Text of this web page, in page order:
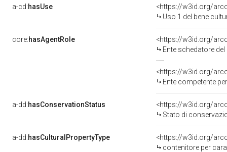
a-cd:hasUse
<https://w3id.org/
Uso 1 del bene
core:hasAgentRole
<https://w3id.org/
Ente schedatore
<https://w3id.org/
Ente competente per tutela
a-dd:hasConservationStatus
<https://w3id.org/
Stato di
a-dd:hasCulturalPropertyType
<https://w3id.org/
contenitore per